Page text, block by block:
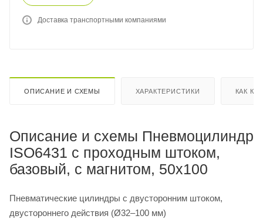
Доставка транспортными компаниями
ОПИСАНИЕ И СХЕМЫ ХАРАКТЕРИСТИКИ КАК
Описание и схемы Пневмоцилиндр
ISO6431 с проходным штоком,
базовый, с магнитом, 50x100
Пневматические цилиндры с двусторонним штоком,
двустороннего действия (Ø32–100 мм)